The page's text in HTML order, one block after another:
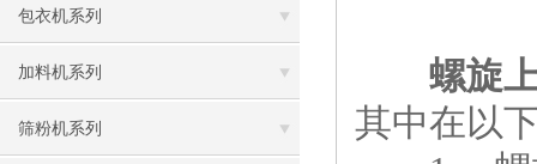
包衣机系列
加料机系列
筛粉机系列
螺旋
其中在以